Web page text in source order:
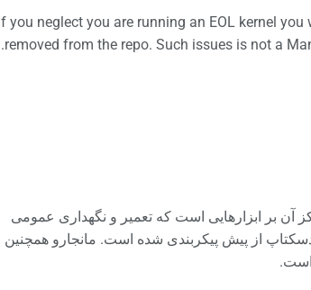
If you neglect you are running an EOL kernel
removed from the repo. Such issues is not a
آن بر ابزارهایی است که تعمیر و نگهداری عمومی
از پیش پیکربندی شده است. مانجارو همچنین
است.